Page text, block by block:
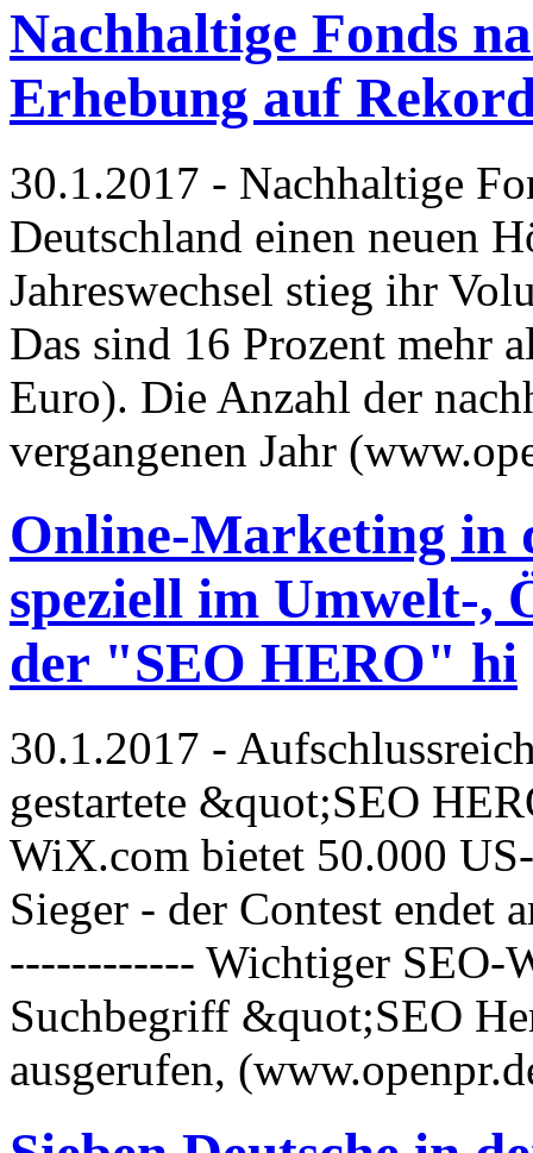
Nachhaltige Fonds
Erhebung auf
30.1.2017 - Nachhaltige
Deutschland einen neuen
Jahreswechsel stieg ihr
Das sind 16 Prozent mehr
Euro). Die Anzahl der
vergangenen Jahr
Online-Marketing in
speziell im Umwelt-,
der "SEO HERO" hi
30.1.2017 -
gestartete &quot;SEO
WiX.com bietet 50.000
Sieger - der Contest
------------ Wichtiger SEO-
Suchbegriff &quot;SEO
ausgerufen,